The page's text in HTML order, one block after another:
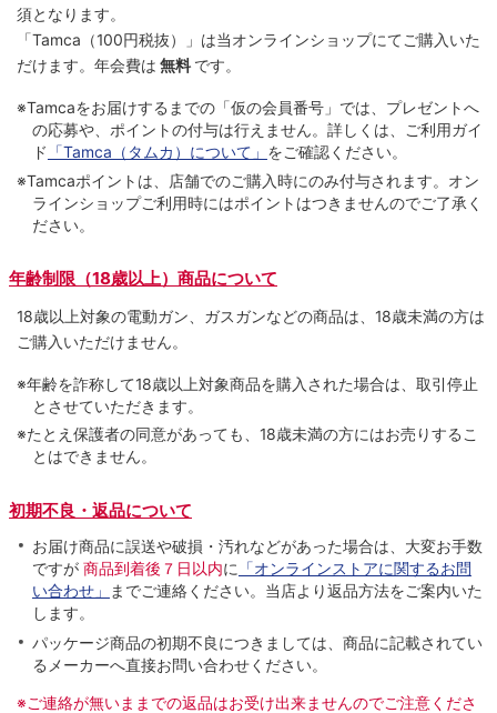
須となります。
「Tamca （100円税抜）
」は当オンラインショップにてご購⼊いた
だけます。 年会費は 無料 です。
※Tamcaをお届けするまでの「仮の会員番号」では、プレゼントへ
の応募や、ポイントの付与は⾏えません。詳しくは、ご利⽤ガイ
ド 「Tamca（タムカ）について」 をご確認ください。
※Tamcaポイントは、店舗でのご購⼊時にのみ付与されます。オン
ラインショップご利用時にはポイントはつきませんのでご了承く
ださい。
年齢制限（18歳以上）商品について
18歳以上対象の電動ガン、ガスガンなどの商品は、18歳未満の方は
ご購入いただけません。
※年齢を詐称して18歳以上対象商品を購入された場合は、取引停止
とさせていただきます。
※たとえ保護者の同意があっても、18歳未満の方にはお売りするこ
とはできません。
初期不良・返品について
お届け商品に誤送や破損・汚れなどがあった場合は、大変お手数
ですが 商品到着後７日以内に 「オンラインストアに関するお問
い合わせ」
までご連絡ください。当店より返品方法をご案内いた
します。
パッケージ商品の初期不良につきましては、商品に記載されてい
るメーカーへ直接お問い合わせください。
※ご連絡が無いままでの返品はお受け出来ませんのでご注意くださ